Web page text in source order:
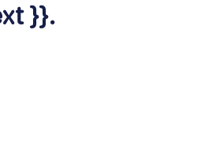
}}.